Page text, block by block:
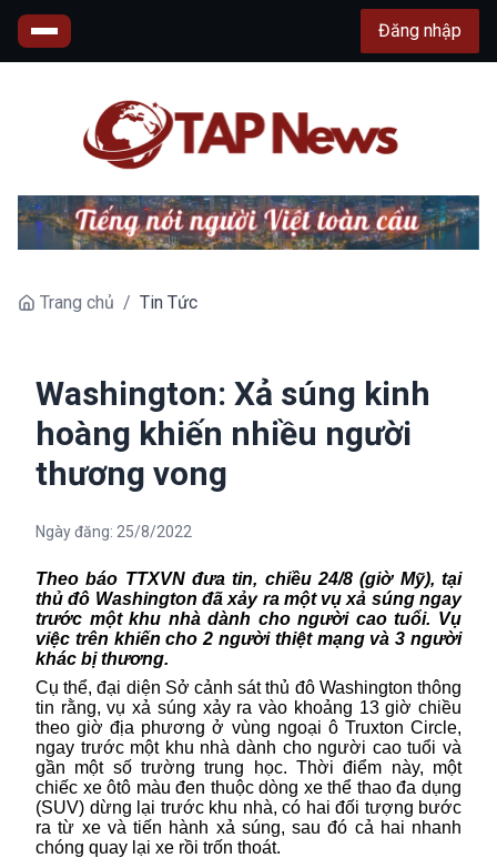
Đăng nhập
Trang chủ / Tin Tức
Washington: Xả súng kinh
hoàng khiến nhiều người
thương vong
Ngày đăng: 25/8/2022
Theo báo TTXVN đưa tin, chiều 24/8(giờ Mỹ), tại
thủ đô Washington đãxảy ra một vụ xả súng ngay
trước một khu nhà dành cho người cao tuổi. Vụ
việc trên khiến cho 2 người thiệt mạng và 3 người
khác bị thương.
Cụ thể, đại diện Sở cảnh sát thủ đô Washington thông
tin rằng, vụ xả súng xảy ravào khoảng 13 giờ chiều
theo giờ địa phươngở vùng ngoại ô Truxton Circle,
ngay trước một khu nhà dành cho người cao tuổi và
gần một số trường trung học. Thời điểm này, một
chiếc xe ôtô màu đen thuộc dòng xe thể thao đa dụng
(SUV) dừng lại trước khu nhà, có hai đối tượng bước
ra từ xevà tiến hành xả súng, sau đó cả hai nhanh
chóng quay lại xe rồi trốn thoát.